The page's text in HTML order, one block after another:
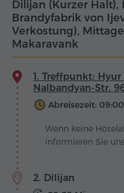
Dilijan (Kurzer Halt),
Brandyfabrik von
Verkostung),
Makaravank
1. Treffpunkt:
Nalbandyan-Str.
Abreisezeit: 09:00
Wenn keine
informieren Sie
2. Dilijan